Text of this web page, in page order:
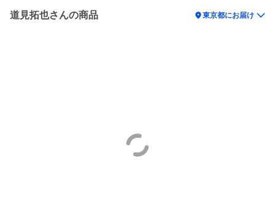
道見拓也さんの商品 location_on東京都にお届け